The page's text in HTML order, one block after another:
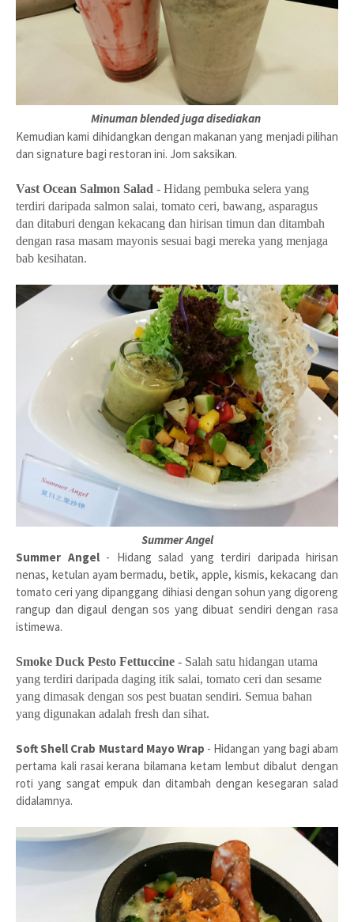
Minuman blended juga disediakan
Kemudian kami dihidangkan dengan makanan yang menjadi pilihan
dan signature bagi restoran ini. Jom saksikan.
Vast Ocean Salmon Salad - Hidang pembuka selera yang
terdiri daripada salmon salai, tomato ceri, bawang, asparagus
dan ditaburi dengan kekacang dan hirisan timun dan ditambah
dengan rasa masam mayonis sesuai bagi mereka yang menjaga
bab kesihatan.
Summer Angel
Summer Angel - Hidang salad yang terdiri daripada hirisan
nenas, ketulan ayam bermadu, betik, apple, kismis, kekacang dan
tomato ceri yang dipanggang dihiasi dengan sohun yang digoreng
rangup dan digaul dengan sos yang dibuat sendiri dengan rasa
istimewa.
Smoke Duck Pesto Fettuccine - Salah satu hidangan utama
yang terdiri daripada daging itik salai, tomato ceri dan sesame
yang dimasak dengan sos pest buatan sendiri. Semua bahan
yang digunakan adalah fresh dan sihat.
Soft Shell Crab Mustard Mayo Wrap - Hidangan yang bagi abam
pertama kali rasai kerana bilamana ketam lembut dibalut dengan
roti yang sangat empuk dan ditambah dengan kesegaran salad
didalamnya.